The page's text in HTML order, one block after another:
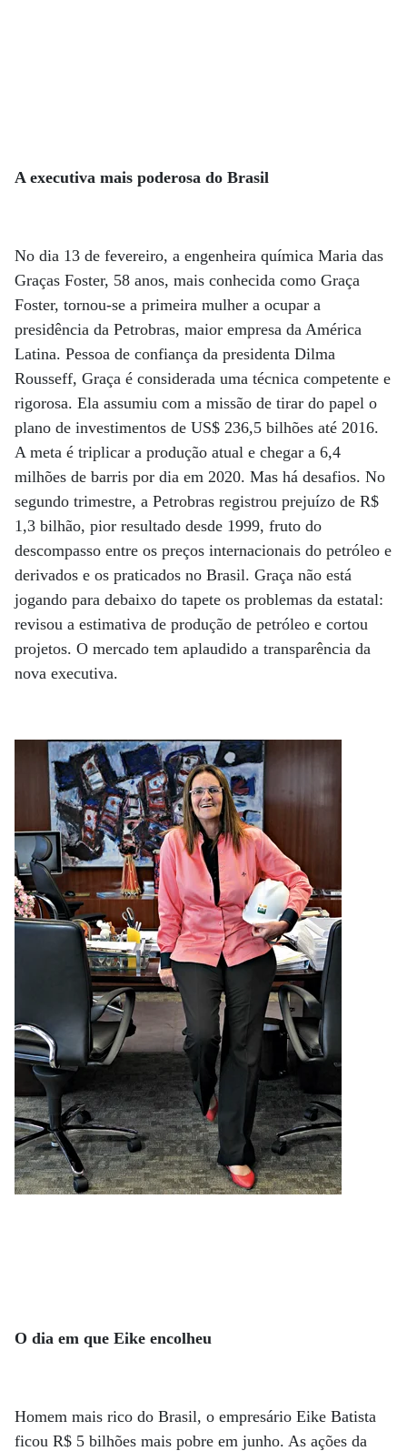
A executiva mais poderosa do Brasil
No dia 13 de fevereiro, a engenheira química Maria das
Graças Foster, 58 anos, mais conhecida como Graça
Foster, tornou-se a primeira mulher a ocupar a
presidência da Petrobras, maior empresa da América
Latina. Pessoa de confiança da presidenta Dilma
Rousseff, Graça é considerada uma técnica competente e
rigorosa. Ela assumiu com a missão de tirar do papel o
plano de investimentos de US$ 236,5 bilhões até 2016.
A meta é triplicar a produção atual e chegar a 6,4
milhões de barris por dia em 2020. Mas há desafios. No
segundo trimestre, a Petrobras registrou prejuízo de R$
1,3 bilhão, pior resultado desde 1999, fruto do
descompasso entre os preços internacionais do petróleo e
derivados e os praticados no Brasil. Graça não está
jogando para debaixo do tapete os problemas da estatal:
revisou a estimativa de produção de petróleo e cortou
projetos. O mercado tem aplaudido a transparência da
nova executiva.
O dia em que Eike encolheu
Homem mais rico do Brasil, o empresário Eike Batista
ficou R$ 5 bilhões mais pobre em junho. As ações da